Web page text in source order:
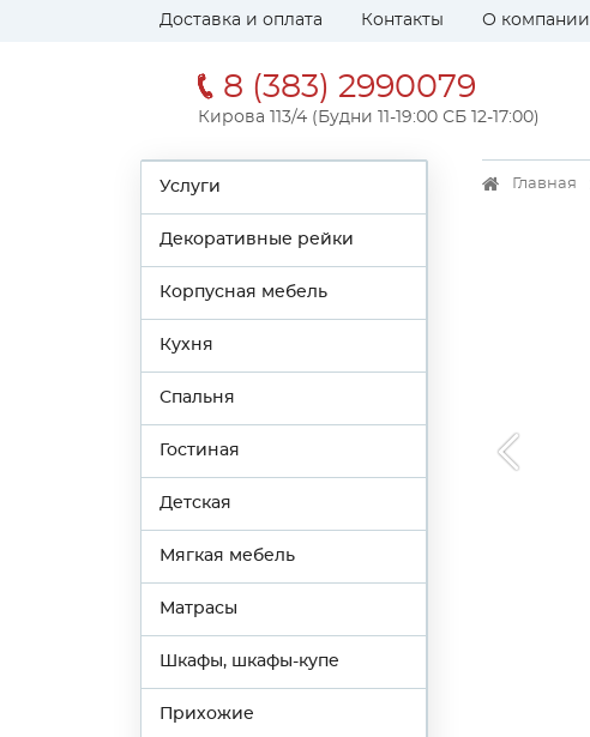
Доставка и оплата Контакты О компании
8 (383) 2990079
Кирова 113/4 (Будни 11-19:00 СБ 12-17:00)
Услуги
Декоративные рейки
Корпусная мебель
Кухня
Спальня
Гостиная
Детская
Мягкая мебель
Матрасы
Шкафы, шкафы-купе
Прихожие
Главная